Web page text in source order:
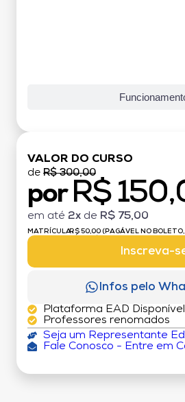
VALOR DO CURSO
de R$ 300,00
por R$
em até 2x de R$ 75,00
MATRÍCULA:R$ 50,00 (PAGÁVEL NO
Inscreva-
Infos pelo
Plataforma EAD
Professores renomados
Seja um Representante
Fale Conosco - Entre em